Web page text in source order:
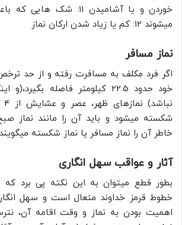
خوردن و یا آشامیدن 11: شک
میشوند 12: کم یا زیاد شدن ارکان نماز
نماز مسافر
اگر فرد مکلف به مسافرت رفته و از حد
خود حدود 22.5 کیلومتر فاصله
شکسته میشود و باید آن را مانند نماز
خاطر آن را نماز مسافر یا نماز شکسته
آثار و عواقب سهل انگاری
بطور قطع میتوان به این نکته پی برد که
خطوط قرمز خداوند متعال است و سهل
اهمیت بودن به نماز و وقت اقامه آن،